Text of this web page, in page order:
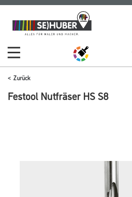
Zum
Inhalt
Zum
Navigationsmenü
Zurück
Festool Nutfräser HS S8